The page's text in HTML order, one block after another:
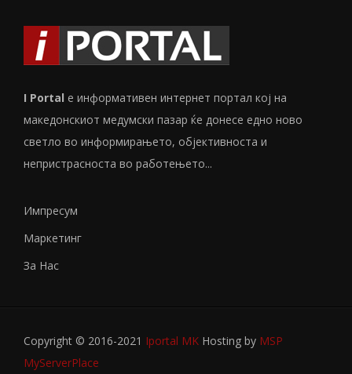
I Portal е информативен интернет портал кој на
македонскиот медумски пазар ќе донесе едно ново
светло во информирањето, објективноста и
непристрасноста во работењето...
Импресум
Маркетинг
За Нас
Copyright © 2016-2021 Iportal MK Hosting by MSP
MyServerPlace